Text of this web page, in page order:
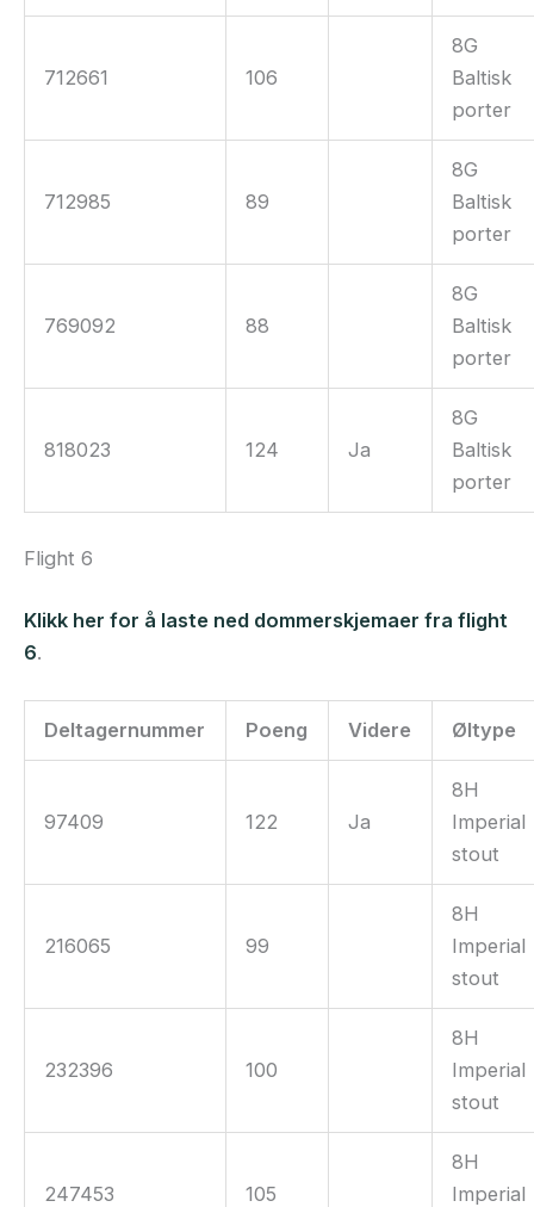
712661 106
8G
Baltisk
porter
712985 89
8G
Baltisk
porter
769092 88
8G
Baltisk
porter
818023 124 Ja
8G
Baltisk
porter
Flight 6
Klikk her for å laste ned dommerskjemaer fra flight
6.
Deltagernummer Poeng Videre Øltype
97409 122 Ja
8H
Imperial
stout
216065 99
8H
Imperial
stout
232396 100
8H
Imperial
stout
247453 105
8H
Imperial